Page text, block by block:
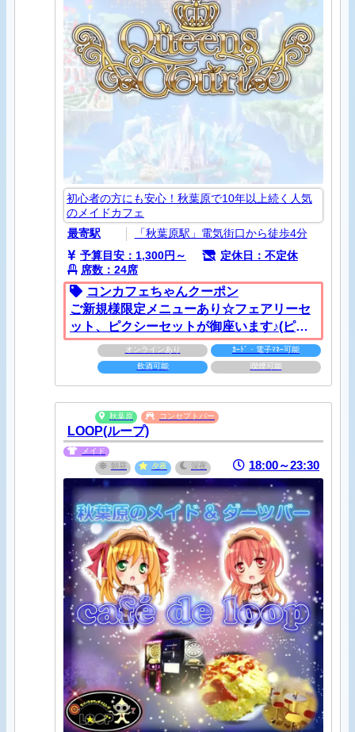
初心者の方にも安心！秋葉原で10年以上続く人気
のメイドカフェ
最寄駅
「秋葉原駅」電気街口から徒歩4分
予算目安：1,300円～
定休日：不定休
席数：24席
コンカフェちゃんクーポン
ご新規様限定メニューあり☆フェアリーセ
ット、ピクシーセットが御座います♪(ピク
シーセットは平日15時まで限定)
オンラインあり
ｶｰﾄﾞ・電子ﾏﾈｰ可能
飲酒可能
喫煙可能
秋葉原 コンセプトバー
LOOP(ループ)
メイド
朝昼
夕夜 深夜 18:00～23:30